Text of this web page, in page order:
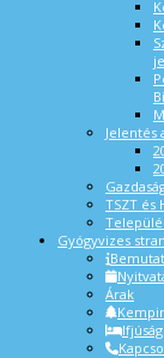
Jelentés
TSZT és
Gyógyvizes
Árak